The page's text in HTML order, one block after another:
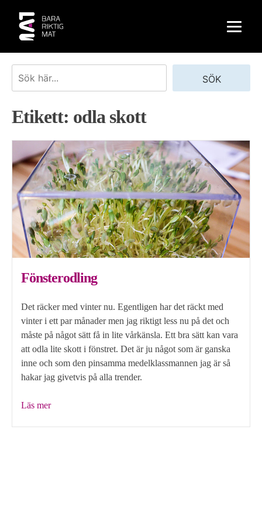
content
SÖK
Etikett: odla skott
Fönsterodling
Det räcker med vinter nu. Egentligen har det räckt med
vinter i ett par månader men jag riktigt less nu på det och
måste på något sätt få in lite vårkänsla. Ett bra sätt kan vara
att odla lite skott i fönstret. Det är ju något som är ganska
inne och som den pinsamma medelklassmannen jag är så
hakar jag givetvis på alla trender.
Läs mer”Fönsterodling”